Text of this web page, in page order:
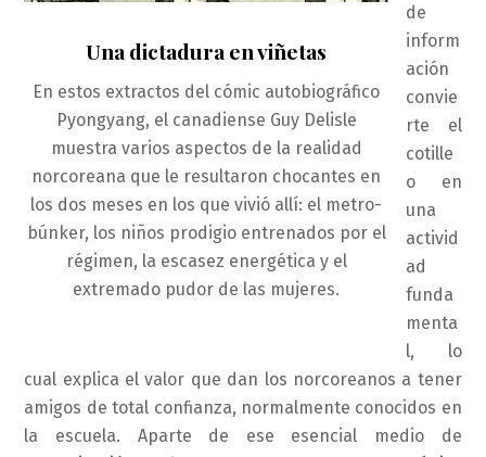
Una dictadura en viñetas
En estos extractos del cómic autobiográfico
Pyongyang, el canadiense Guy Delisle
muestra varios aspectos de la realidad
norcoreana que le resultaron chocantes en
los dos meses en los que vivió allí: el metro-
búnker, los niños prodigio entrenados por el
régimen, la escasez energética y el
extremado pudor de las mujeres.
de
inform
ación
convie
rte el
cotille
o en
una
activid
ad
funda
menta
l, lo
cual explica el valor que dan los norcoreanos a tener
amigos de total confianza, normalmente conocidos en
la escuela. Aparte de ese esencial medio de